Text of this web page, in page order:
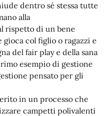
dentro sé stessa tutte
alla
rispetto di un bene
col figlio o ragazzi e
del fair play e della sana
esempio di gestione
pensato per gli
in un processo che
campetti polivalenti